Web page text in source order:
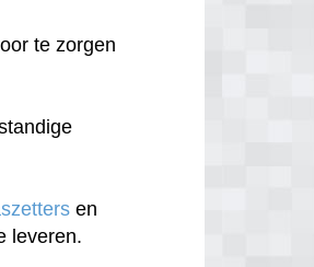
te zorgen
en
leveren.